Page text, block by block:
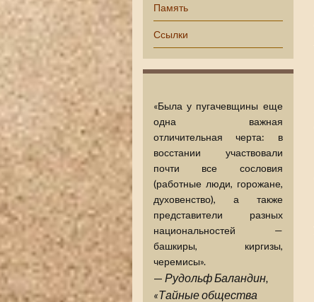
Память
Ссылки
«Была у пугачевщины еще
одна важная
отличительная черта: в
восстании участвовали
почти все сословия
(работные люди, горожане,
духовенство), а также
представители разных
национальностей —
башкиры, киргизы,
черемисы».
— Рудольф Баландин,
«Тайные общества